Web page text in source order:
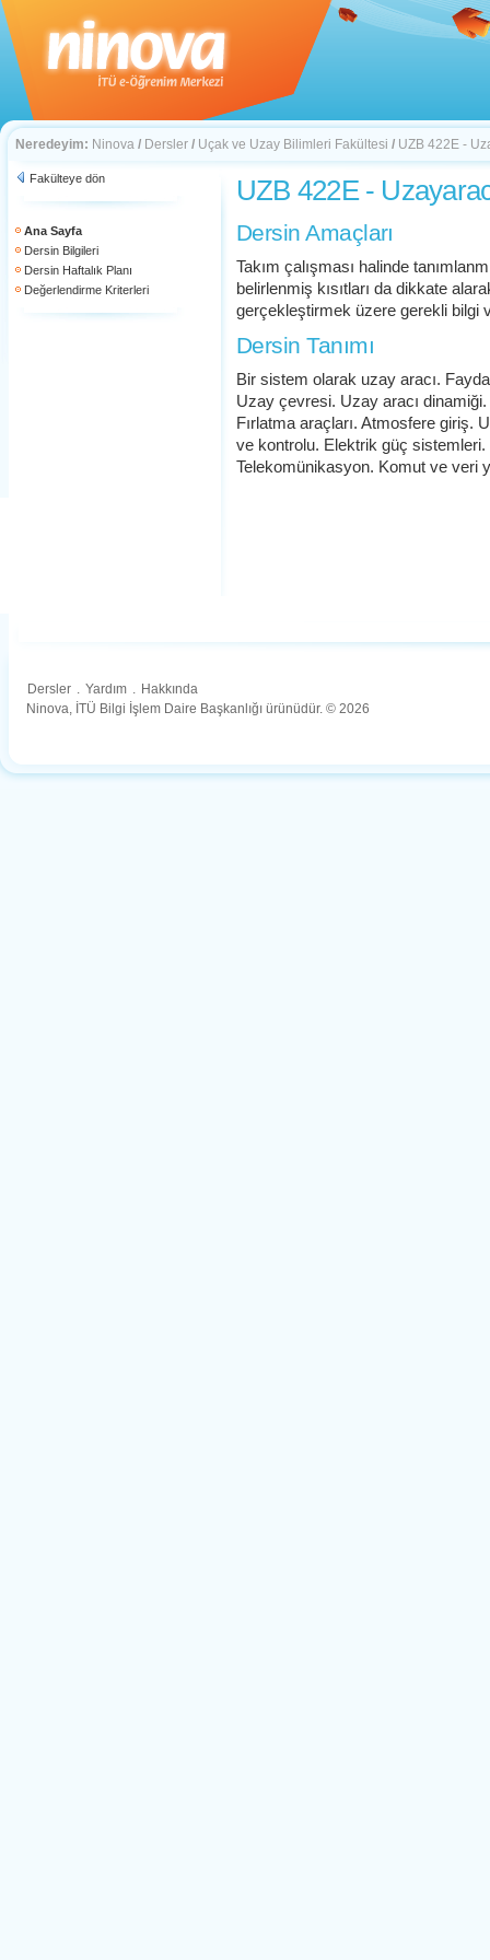
Neredeyim: Ninova / Dersler / Uçak ve Uzay Bilimleri Fakültesi / UZB 422E -
Fakülteye dön
Ana Sayfa
Dersin Bilgileri
Dersin Haftalık Planı
Değerlendirme Kriterleri
UZB 422E -
Dersin Amaçları
Takım çalışması halinde
belirlenmiş kısıtları da dikkate
gerçekleştirmek üzere gerekli bilgi
Dersin Tanımı
Bir sistem olarak uzay aracı.
Uzay çevresi. Uzay aracı
Fırlatma araçları. Atmosfere giriş.
ve kontrolu. Elektrik güç sistemleri.
Telekomünikasyon. Komut ve veri
Dersler . Yardım . Hakkında
Ninova, İTÜ Bilgi İşlem Daire Başkanlığı ürünüdür. © 2026